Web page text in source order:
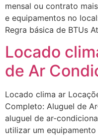
mensal ou contrato
e equipamentos no
Regra básica de BTUs
Locado
de Ar
Locado clima ar
Completo: Aluguel de
aluguel de ar-
utilizar um